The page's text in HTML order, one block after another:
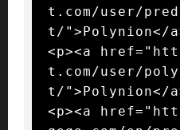
t.com/user/
t/">Polynion</
<p><a
t.com/user/
t/">Polynion</
<p><a